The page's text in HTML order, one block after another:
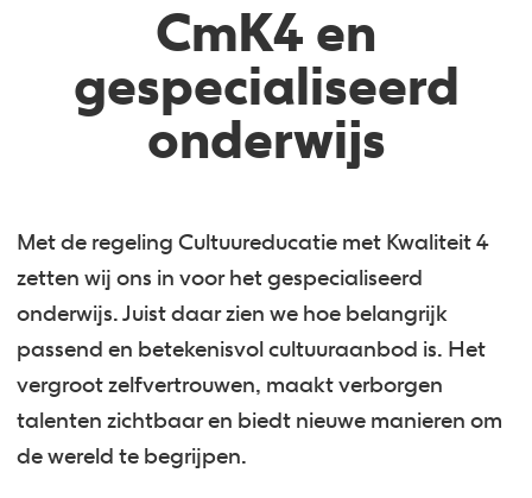
CmK4 en
gespecialiseerd
onderwijs
Met de regeling Cultuureducatie met Kwaliteit 4
zetten wij ons in voor het gespecialiseerd
onderwijs. Juist daar zien we hoe belangrijk
passend en betekenisvol cultuuraanbod is. Het
vergroot zelfvertrouwen, maakt verborgen
talenten zichtbaar en biedt nieuwe manieren om
de wereld te begrijpen.